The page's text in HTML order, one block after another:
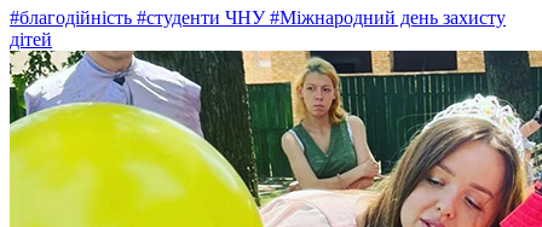
#благодійність #студенти ЧНУ#Міжнародний день захисту
дітей